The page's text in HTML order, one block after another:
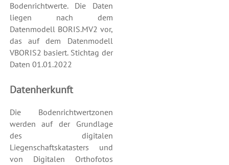
Bodenrichtwerte. Die Daten
liegen nach dem
Datenmodell BORIS.MV2 vor,
das auf dem Datenmodell
VBORIS2 basiert. Stichtag der
Daten 01.01.2022
Datenherkunft
Die Bodenrichtwertzonen
werden auf der Grundlage
des digitalen
Liegenschaftskatasters und
von Digitalen Orthofotos